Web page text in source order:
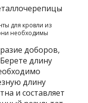
для кровли из
необходимы
доборов,
длину
длину
и составляет